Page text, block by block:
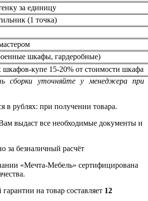
за единицу
(1 точка)
шкафы, гардеробные)
купе 15-20% от стоимости шкафа
сборки уточняйте у менеджера при
в рублях: при получении товара.
выдаст все необходимые документы и
за безналичный расчёт
«Мечта-Мебель» сертифицирована
на товар составляет 12